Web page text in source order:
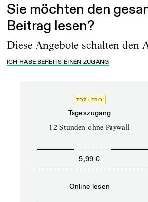
Sie möchten den
Beitrag lesen?
Diese Angebote schalten den
ICH HABE BEREITS EINEN ZUGANG
TDZ+ PRO
Tageszugang
12 Stunden ohne Paywall
5,99 €
Online lesen